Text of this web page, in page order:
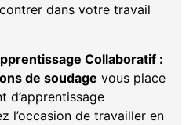
dans votre travail
Collaboratif :
de soudage vous place
d’apprentissage
l’occasion de travailler en